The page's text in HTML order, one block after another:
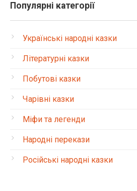
Популярні категорії
Українські народні казки
Літературні казки
Побутові казки
Чарівні казки
Міфи та легенди
Народні перекази
Російські народні казки